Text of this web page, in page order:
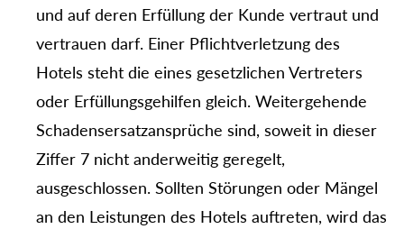
und auf deren Erfüllung der Kunde vertraut und
vertrauen darf. Einer Pflichtverletzung des
Hotels steht die eines gesetzlichen Vertreters
oder Erfüllungsgehilfen gleich. Weitergehende
Schadensersatzansprüche sind, soweit in dieser
Ziffer 7 nicht anderweitig geregelt,
ausgeschlossen. Sollten Störungen oder Mängel
an den Leistungen des Hotels auftreten, wird das